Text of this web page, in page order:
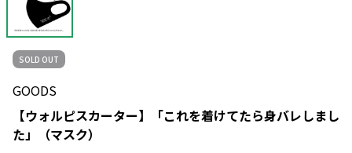
SOLD OUT
GOODS
【ウォルピスカーター】「これを着けてたら身バレしまし
た」（マスク）